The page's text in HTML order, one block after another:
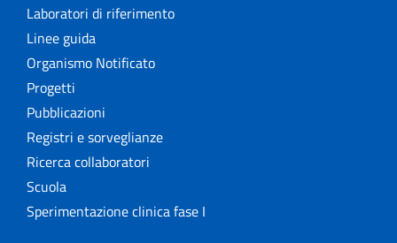
Laboratori di riferimento
Linee guida
Organismo Notificato
Progetti
Pubblicazioni
Registri e sorveglianze
Ricerca collaboratori
Scuola
Sperimentazione clinica fase I